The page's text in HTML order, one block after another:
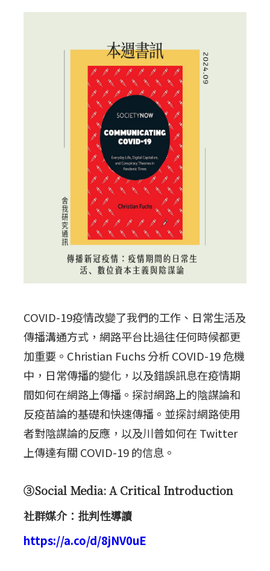
COVID-19疫情改變了我們的工作、日常生活及
傳播溝通方式，網路平台比過往任何時候都更
加重要。Christian Fuchs 分析 COVID-19 危機
中，日常傳播的變化，以及錯誤訊息在疫情期
間如何在網路上傳播。探討網路上的陰謀論和
反疫苗論的基礎和快速傳播。並探討網路使用
者對陰謀論的反應，以及川普如何在 Twitter
上傳達有關 COVID-19 的信息。
③Social Media: A Critical Introduction
社群媒介：批判性導讀
https://a.co/d/8jNV0uE